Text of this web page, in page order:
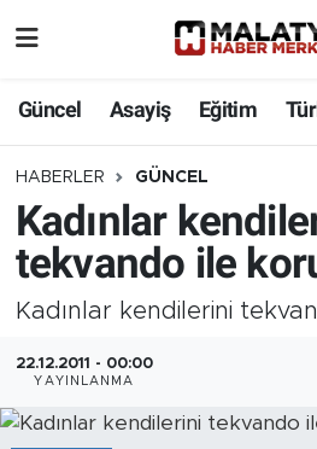
Güncel Asayiş Eğitim
HABERLER GÜNCEL
Kadınlar
tekvando ile
Kadınlar kendilerini
22.12.2011 - 00:00
YAYINLANMA
Eğitim
Türkiye
Sağlık